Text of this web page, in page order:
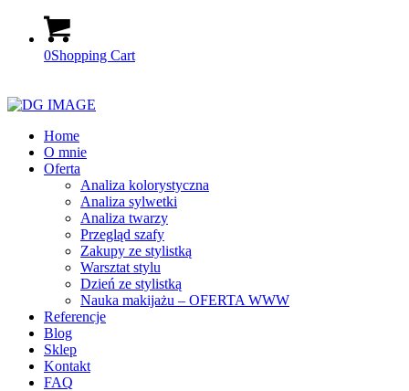
0Shopping Cart
Home
O mnie
Oferta
Analiza kolorystyczna
Analiza sylwetki
Analiza twarzy
Przegląd szafy
Zakupy ze stylistką
Warsztat stylu
Dzień ze stylistką
Nauka makijażu – OFERTA WWW
Referencje
Blog
Sklep
Kontakt
FAQ